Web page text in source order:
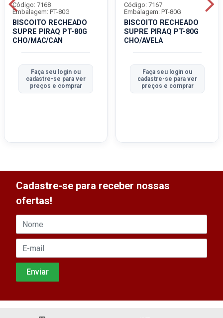
BISCOITO RECHEADO
SUPRE PIRAQ PT-80G
CHO/MAC/CAN
Código: 7168
Embalagem: PT-80G
Faça seu login ou
cadastre-se para ver
preços e comprar
BISCOITO RECHEADO
SUPRE PIRAQ PT-80G
CHO/AVELA
Código: 7167
Embalagem: PT-80G
Faça seu login ou
cadastre-se para ver
preços e comprar
Cadastre-se para receber nossas
ofertas!